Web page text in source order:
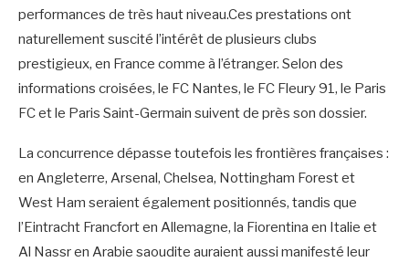
performances de très haut niveau.Ces prestations ont
naturellement suscité l’intérêt de plusieurs clubs
prestigieux, en France comme à l’étranger. Selon des
informations croisées, le FC Nantes, le FC Fleury 91, le Paris
FC et le Paris Saint-Germain suivent de près son dossier.
La concurrence dépasse toutefois les frontières françaises :
en Angleterre, Arsenal, Chelsea, Nottingham Forest et
West Ham seraient également positionnés, tandis que
l’Eintracht Francfort en Allemagne, la Fiorentina en Italie et
Al Nassr en Arabie saoudite auraient aussi manifesté leur